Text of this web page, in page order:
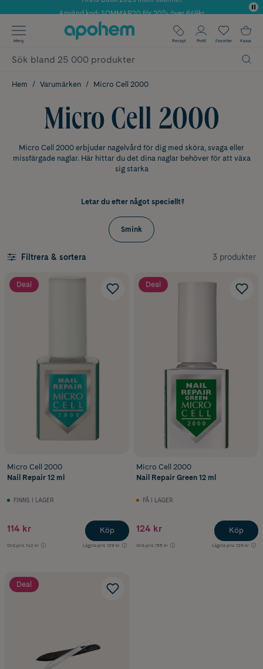
✓ Fri frakt
✓ Poäng på alla köp*
Meny Recept Profil Favoriter Kassa
Hem Varumärken Micro Cell 2000
Micro Cell 2000
Micro Cell 2000 erbjuder nagelvård för dig med sköra, svaga eller
missfärgade naglar. Här hittar du det dina naglar behöver för att växa
sig starka
Letar du efter något speciellt?
Smink
Filtrera & sortera 3 produkter
Deal
Micro Cell 2000
Nail Repair 12 ml
FINNS I LAGER
114 kr
Ord.pris 142 kr Lägsta pris 129 kr
Köp
Deal
Micro Cell 2000
Nail Repair Green 12 ml
FÅ I LAGER
124 kr
Ord.pris 155 kr Lägsta pris 129 kr
Köp
Deal